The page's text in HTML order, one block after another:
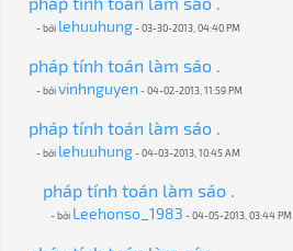
- bởi lehuuhung- 03-30-2013, 04:40 PM
pháp tính toán làm sáo .
- bởivinhnguyen - 04-02-2013, 11:59 PM
pháp tính toán làm sáo .
- bởi lehuuhung- 04-03-2013, 10:45 AM
pháp tính toán làm sáo .
- bởi Leehonso_1983 - 04-05-2013, 03:44 PM